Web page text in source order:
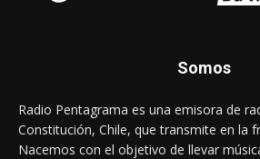
Somos
Radio Pentagrama es una emisora de
Constitución, Chile, que transmite en la
Nacemos con el objetivo de llevar